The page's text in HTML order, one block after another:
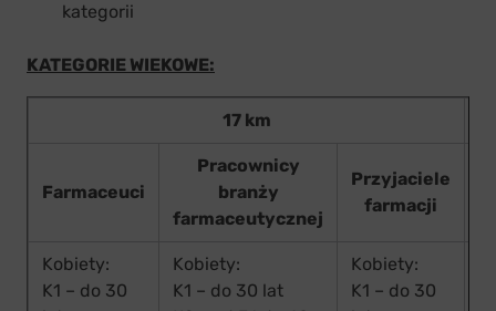
kategorii
KATEGORIE WIEKOWE:
17 km
Farmaceuci
Pracownicy
branży
farmaceutycznej
Przyjaciele
farmacji
Kobiety:
K1 – do 30
Kobiety:
K1 – do 30 lat
Kobiety:
K1 – do 30